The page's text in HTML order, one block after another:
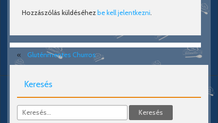
Hozzászólás küldéséhezbe kell jelentkezni.
« Gluténmentes Churros
Keresés